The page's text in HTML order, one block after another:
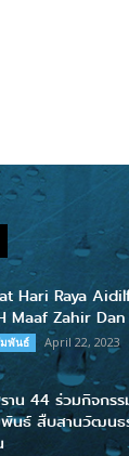
Hari Raya
Maaf Zahir
พันธ์ April 22, 2023
าน 44 ร่วมกิจกร
นธ์ สืบสานวัฒนธ